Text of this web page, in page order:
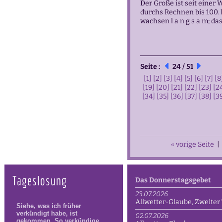
Der Große ist seit einer
durchs Rechnen bis
wachsen l a n g s a m;
Seite :
24 / 51
[1]
[2] [3] [4] [5] [6] [7]
[19]
[20] [21] [22] [23]
[34]
[35] [36] [37] [38]
« vorige Seite
Tageslosung
Das Donnerstagsgebet
23.07.2026
Allwetter-Glaube, Zweiter
02.07.2026